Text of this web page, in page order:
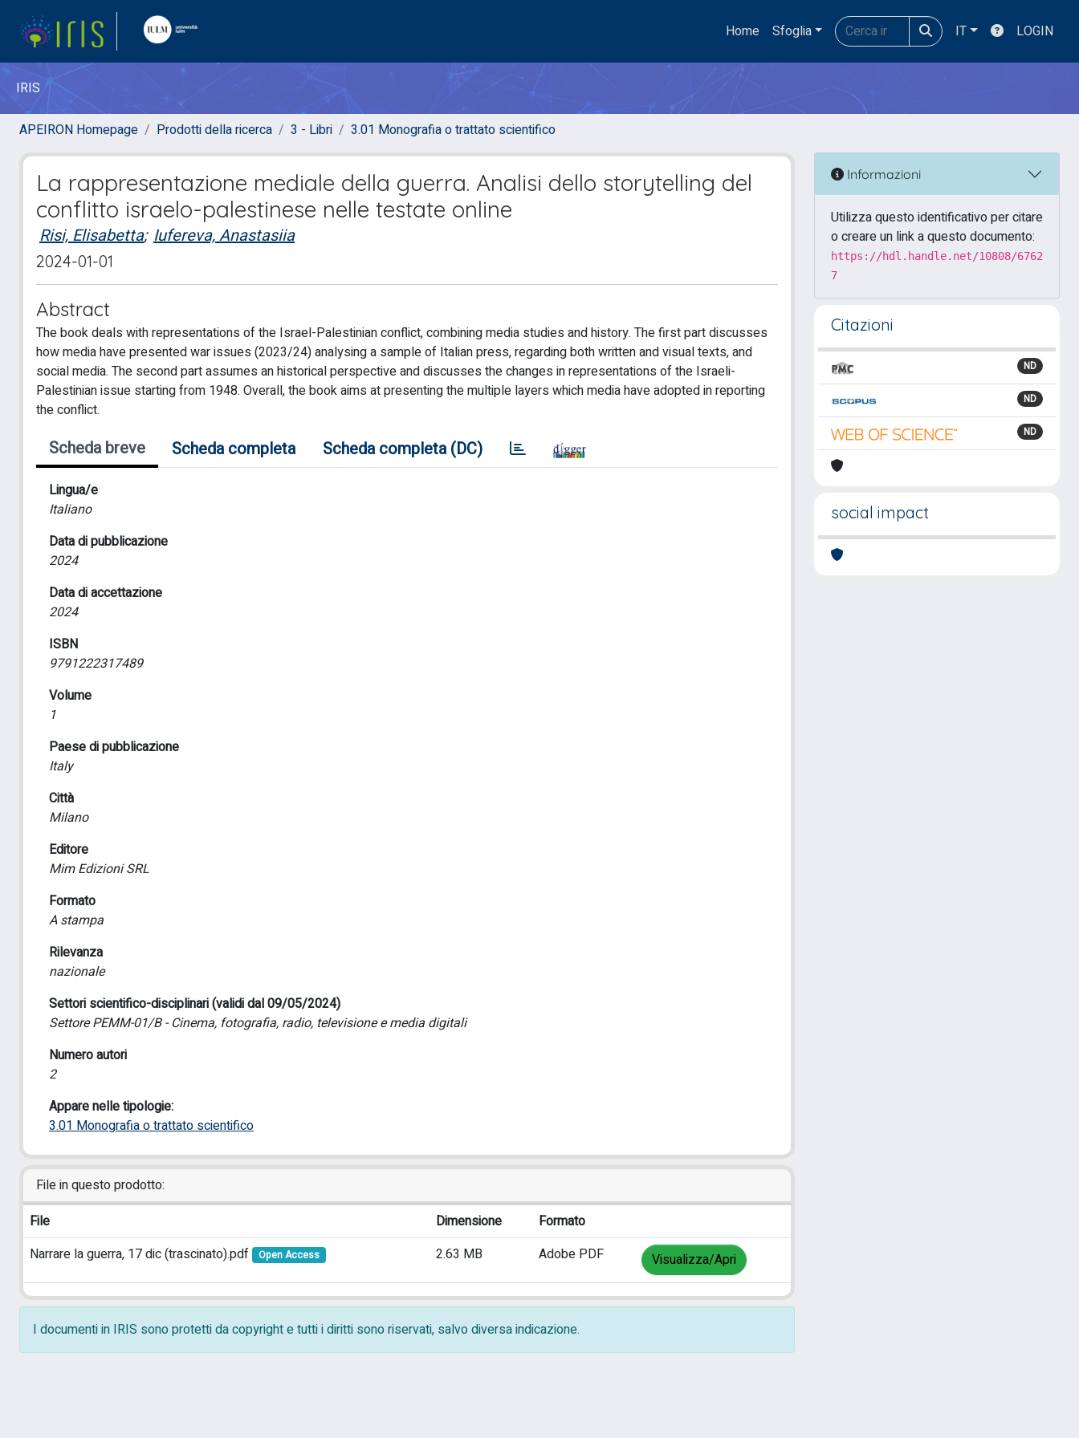
Home Sfoglia IT LOGIN
IRIS
APEIRON Homepage Prodotti della ricerca 3 - Libri 3.01 Monografia o trattato scientifico
La rappresentazione mediale della guerra. Analisi dello storytelling del
conflitto israelo-palestinese nelle testate online
Risi, Elisabetta; Iufereva, Anastasiia
2024-01-01
Abstract
The book deals with representations of the Israel-Palestinian conflict, combining media studies and history. The first part discusses
how media have presented war issues (2023/24) analysing a sample of Italian press, regarding both written and visual texts, and
social media. The second part assumes an historical perspective and discusses the changes in representations of the Israeli-
Palestinian issue starting from 1948. Overall, the book aims at presenting the multiple layers which media have adopted in reporting
the conflict.
Scheda breve Scheda completa Scheda completa (DC)
Lingua/e
Italiano
Data di pubblicazione
2024
Data di accettazione
2024
ISBN
9791222317489
Volume
1
Paese di pubblicazione
Italy
Città
Milano
Editore
Mim Edizioni SRL
Formato
A stampa
Rilevanza
nazionale
Settori scientifico-disciplinari (validi dal 09/05/2024)
Settore PEMM-01/B - Cinema, fotografia, radio, televisione e media digitali
Numero autori
2
Appare nelle tipologie:
3.01 Monografia o trattato scientifico
File in questo prodotto:
File
Dimensione
Formato
Narrare la guerra, 17 dic (trascinato).pdf
Open Access 2.63 MB Adobe PDF Visualizza/Apri
I documenti in IRIS sono protetti da copyright e tutti i diritti sono riservati, salvo diversa indicazione.
Informazioni
Utilizza questo identificativo per citare
o creare un link a questo documento:
https://hdl.handle.net/10808/6762
7
Citazioni
ND
ND
ND
social impact